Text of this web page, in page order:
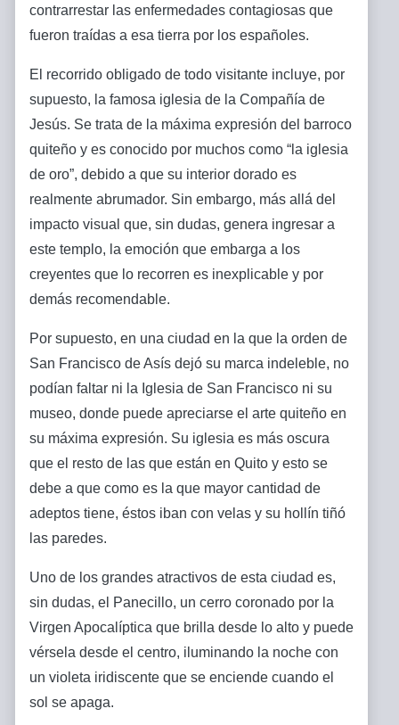
contrarrestar las enfermedades contagiosas que
fueron traídas a esa tierra por los españoles.
El recorrido obligado de todo visitante incluye, por
supuesto, la famosa iglesia de la Compañía de
Jesús. Se trata de la máxima expresión del barroco
quiteño y es conocido por muchos como “la iglesia
de oro”, debido a que su interior dorado es
realmente abrumador. Sin embargo, más allá del
impacto visual que, sin dudas, genera ingresar a
este templo, la emoción que embarga a los
creyentes que lo recorren es inexplicable y por
demás recomendable.
Por supuesto, en una ciudad en la que la orden de
San Francisco de Asís dejó su marca indeleble, no
podían faltar ni la Iglesia de San Francisco ni su
museo, donde puede apreciarse el arte quiteño en
su máxima expresión. Su iglesia es más oscura
que el resto de las que están en Quito y esto se
debe a que como es la que mayor cantidad de
adeptos tiene, éstos iban con velas y su hollín tiñó
las paredes.
Uno de los grandes atractivos de esta ciudad es,
sin dudas, el Panecillo, un cerro coronado por la
Virgen Apocalíptica que brilla desde lo alto y puede
vérsela desde el centro, iluminando la noche con
un violeta iridiscente que se enciende cuando el
sol se apaga.